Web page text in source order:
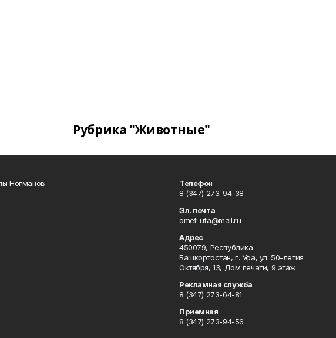
Рубрика "Животные"
Ногманов
Телефон
8 (347) 273-94-38
Эл. почта
omet-ufa@mail.ru
Адрес
450079, Республика
Башкортостан, г. Уфа, ул. 50-летия
Октября, 13, Дом печати, 9 этаж
Рекламная служба
8 (347) 273-64-81
Приемная
8 (347) 273-94-56